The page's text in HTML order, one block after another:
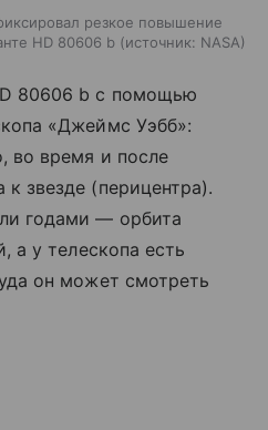
резкое повышение
HD 80606 b
источник: NASA
80606 b с помощью
«Джеймс Уэбб»:
во время и после
звезде (перицентра).
годами — орбита
а у телескопа есть
он может смотреть